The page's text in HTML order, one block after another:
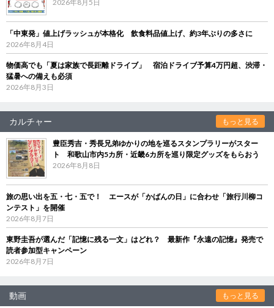
2026年8月5日
「中東発」値上げラッシュが本格化 飲食料品値上げ、約3年ぶりの多さに
2026年8月4日
物価高でも「夏は家族で長距離ドライブ」 宿泊ドライブ予算4万円超、渋滞・
猛暑への備えも必須
2026年8月3日
カルチャー もっと見る
豊臣秀吉・秀長兄弟ゆかりの地を巡るスタンプラリーがスター
ト 和歌山市内5カ所・近畿6カ所を巡り限定グッズをもらおう
2026年8月8日
旅の思い出を五・七・五で！ エースが「かばんの日」に合わせ「旅行川柳コ
ンテスト」を開催
2026年8月7日
東野圭吾が選んだ「記憶に残る一文」はどれ？ 最新作『永遠の記憶』発売で
読者参加型キャンペーン
2026年8月7日
動画 もっと見る